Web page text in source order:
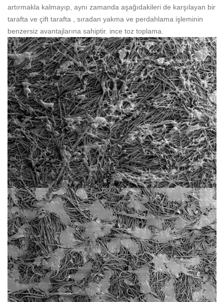
artırmakla kalmayıp, aynı zamanda aşağıdakileri de karşılayan bir
tarafta ve çift tarafta , sıradan yakma ve perdahlama işleminin
benzersiz avantajlarına sahiptir. ince toz toplama.